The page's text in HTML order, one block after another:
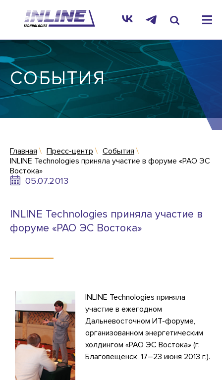
СОБЫТИЯ
Главная Пресс-центр
События
INLINE Technologies приняла участие в форуме «РАО ЭС
Востока»
05.07.2013
INLINE Technologies приняла участие в
форуме «РАО ЭС Востока»
INLINE Technologies приняла
участие в ежегодном
Дальневосточном ИТ-форуме,
организованном энергетическим
холдингом «РАО ЭС Востока» (г.
Благовещенск, 17–23 июня 2013 г.).